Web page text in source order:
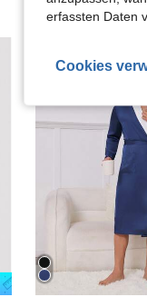
erfassten Daten
Cookies